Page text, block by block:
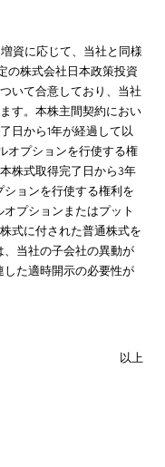
資に応じて、当社と同様
の株式会社日本政策投資
いて合意しており、当社
す。本株主間契約におい
日から1年が経過して以
オプションを行使する権
株式取得完了日から3年
ョンを行使する権利を
プションまたはプット
式に付された普通株式を
当社の子会社の異動が
た適時開示の必要性が
以上